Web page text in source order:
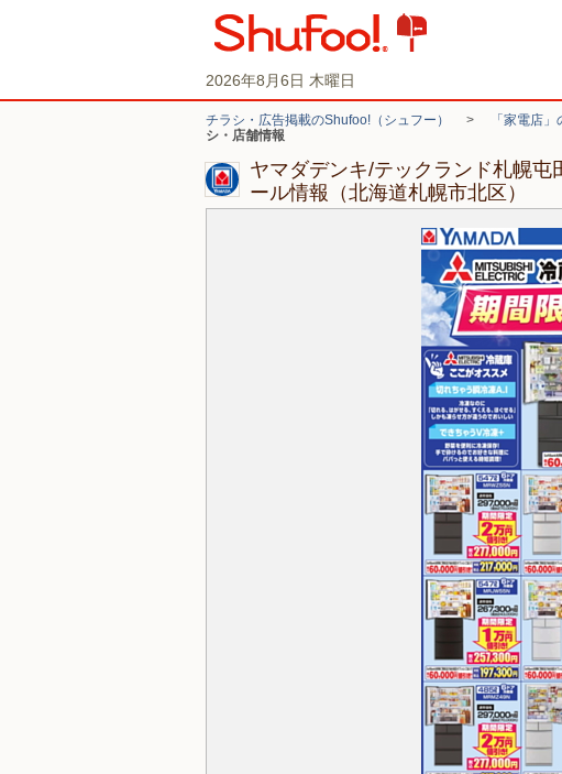
2026年8月6日 木曜日
チラシ・広告掲載のShufoo!（シュフー） > 「家電店
シ・店舗情報
ヤマダデンキ/テックランド札幌屯
ール情報（北海道札幌市北区）